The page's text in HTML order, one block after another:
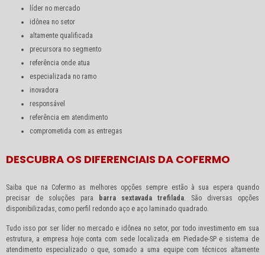
líder no mercado
idônea no setor
altamente qualificada
precursora no segmento
referência onde atua
especializada no ramo
inovadora
responsável
referência em atendimento
comprometida com as entregas
DESCUBRA OS DIFERENCIAIS DA COFERMO
Saiba que na Cofermo as melhores opções sempre estão à sua espera quando
precisar de soluções para
barra sextavada trefilada. São diversas opções
disponibilizadas, como perfil redondo aço e aço laminado quadrado.
Tudo isso por ser líder no mercado e idônea no setor, por todo investimento em sua
estrutura, a empresa hoje conta com sede localizada em Piedade-SP e sistema de
atendimento especializado o que, somado a uma equipe com técnicos altamente